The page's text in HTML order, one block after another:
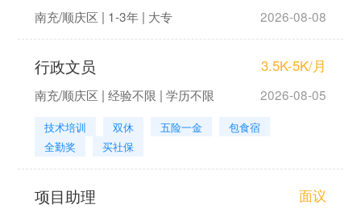
南充/顺庆区 | 1-3年 | 大专 2026-08-08
行政文员 3.5K-5K/月
南充/顺庆区 | 经验不限 | 学历不限 2026-08-05
技术培训 双休 五险一金
包食宿
全勤奖
买社保
项目助理 面议